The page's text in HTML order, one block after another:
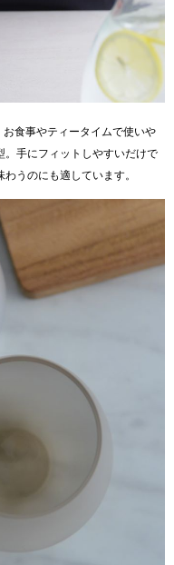
食事やティータイムで使いや
。手にフィットしやすいだけで
うのにも適しています。